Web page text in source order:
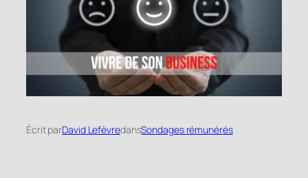
Écrit parDavid LefèvredansSondages rémunérés